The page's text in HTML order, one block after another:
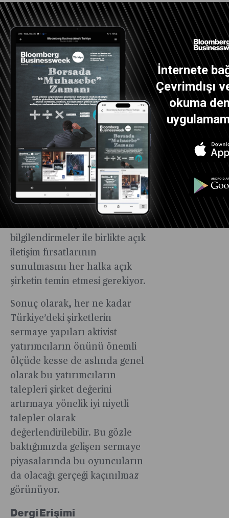
İnternete
Çevrimdışı
okuma
verilmesi yönünde tavsiye
veriyorlar. Bu bakımdan
özellikle ana hissedarın tek
başına karar nisabına
ulaşamadığı durumlarda
şirketlerin küçük
yatırımcılarını zamanlı ve
detaylı bir şekilde
bilgilendirmeleri genel kurul
toplantılarının başarısı
açısından önem arz ediyor.
Daha da önemlisi ana hissedar,
küçük hissedar ve şirket
yönetiminin birbirini daha iyi
anlaması ve kendisini daha iyi
anlatabilmesi için bu
bilgilendirmeler ile birlikte açık
iletişim fırsatlarının
sunulmasını her halka açık
şirketin temin etmesi gerekiyor.
Sonuç olarak, her ne kadar
Türkiye’deki şirketlerin
sermaye yapıları aktivist
yatırımcıların önünü önemli
ölçüde kesse de aslında genel
olarak bu yatırımcıların
talepleri şirket değerini
artırmaya yönelik iyi niyetli
talepler olarak
değerlendirilebilir. Bu gözle
baktığımızda gelişen sermaye
piyasalarında bu oyuncuların
da olacağı gerçeği kaçınılmaz
görünüyor.
Dergi Erişimi